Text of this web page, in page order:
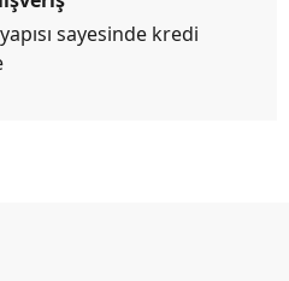
sayesinde kredi